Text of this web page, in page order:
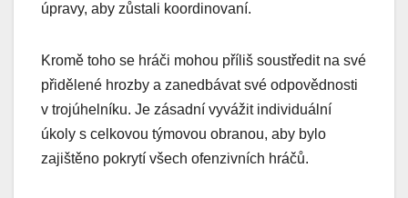
úpravy, aby zůstali koordinovaní.
Kromě toho se hráči mohou příliš soustředit na své
přidělené hrozby a zanedbávat své odpovědnosti
v trojúhelníku. Je zásadní vyvážit individuální
úkoly s celkovou týmovou obranou, aby bylo
zajištěno pokrytí všech ofenzivních hráčů.